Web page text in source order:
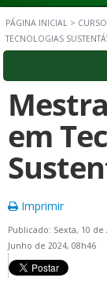
PÁGINA INICIAL >
TECNOLOGIAS
em
Imprimir
Publicado: Sexta, 10 de
Junho de 2024, 08h46